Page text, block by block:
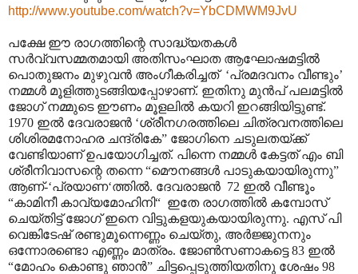
http://www.youtube.com/watch?v=YbCDMWM9JvU
പക്ഷേ ഈ രാഗത്തിന്റെ സാദ്ധ്യതകൾ
സർവ്വസമ്മതമായി അതിസംഘാത ആഘോഷമട്ടിൽ
പൊതുജനം മുഴുവൻ അംഗീകരിച്ചത് ‘പ്രമദവനം വീണ്ടും’
നമ്മൾ മൂളിത്തുടങ്ങിയപ്പോഴാണ്. ഇതിനു മുൻപ് പലമട്ടിൽ
ജോഗ് നമ്മുടെ ഈണം മൂളലിൽ കയറി ഇറങ്ങിയിട്ടുണ്ട്.
1970 ഇൽ ദേവരാജൻ ‘ശ്രീനഗരത്തിലെ ചിത്രവനത്തിലെ
ശിശിരമനോഹര ചന്ദ്രികേ” ജോഗിനെ ചടുലതയ്ക്ക്
വേണ്ടിയാണ് ഉപയോഗിച്ചത്. പിന്നെ നമ്മൾ കേട്ടത് എം ബി
ശ്രീനിവാസന്റെ തന്നെ “മൌനങ്ങൾ പാടുകയായിരുന്നു”
ആണ്-‘പ്രയാണ‘ത്തിൽ. ദേവരാജൻ 72 ഇൽ വീണ്ടൂം
“കാമിനീ കാവ്യമോഹിനി“ ഇതേ രാഗത്തിൽ കമ്പോസ്
ചെയ്തിട്ട് ജോഗ് ഇനെ വിട്ടുകളയുകയായിരുന്നു. എസ് പി
വെങ്കിടേഷ് രണ്ടുമൂന്നെണ്ണം ചെയ്തു, അർജ്ജുനനും
ഒന്നോരണ്ടൊ എണ്ണം മാത്രം. ജോൺസണാകട്ടെ 83 ഇൽ
“മോഹം കൊണ്ടു ഞാൻ” ചിട്ടപ്പെടുത്തിയതിനു ശേഷം 98